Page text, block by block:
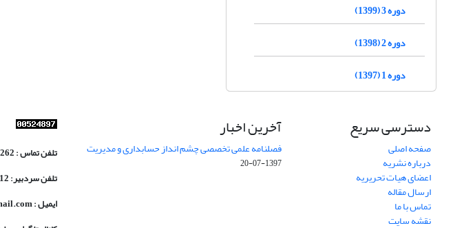
دوره 3 (1399)
دوره 2 (1398)
دوره 1 (1397)
دسترسی سریع
صفحه اصلی
درباره نشریه
اعضای هیات تحریریه
ارسال مقاله
تماس با ما
نقشه سایت
آخرین اخبار
فصلنامه علمی تخصصی چشم انداز حسابداری و مدیریت
1397-07-20
تلفن تماس : 09900220262
تلفن سردبیر: 09143033712
ایمیل : jamv.info@gmail.com